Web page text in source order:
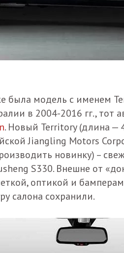
была модель с именем
в 2004-2016 гг., тот
. Новый Territory (длина —
Jiangling Motors
новинку) –
S330. Внешне от
оптикой и
салона сохранили.